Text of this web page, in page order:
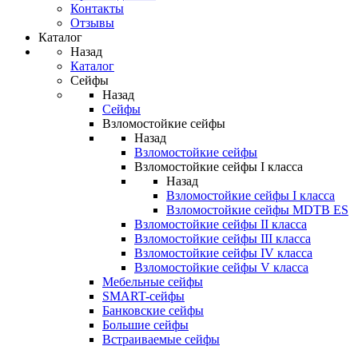
Контакты
Отзывы
Каталог
Назад
Каталог
Сейфы
Назад
Сейфы
Взломостойкие сейфы
Назад
Взломостойкие сейфы
Взломостойкие сейфы I класса
Назад
Взломостойкие сейфы I класса
Взломостойкие сейфы MDTB ES
Взломостойкие сейфы II класса
Взломостойкие сейфы III класса
Взломостойкие сейфы IV класса
Взломостойкие сейфы V класса
Мебельные сейфы
SMART-сейфы
Банковские сейфы
Большие сейфы
Встраиваемые сейфы